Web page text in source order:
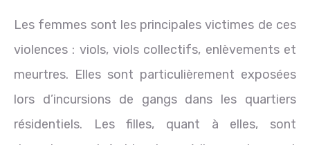
Les femmes sont les principales victimes de ces
violences : viols, viols collectifs, enlèvements et
meurtres. Elles sont particulièrement exposées
lors d’incursions de gangs dans les quartiers
résidentiels. Les filles, quant à elles, sont